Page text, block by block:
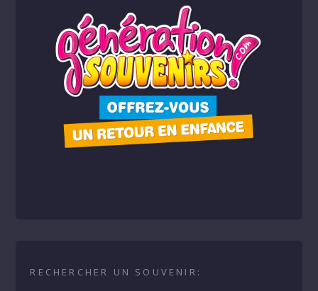
RECHERCHER UN SOUVENIR: